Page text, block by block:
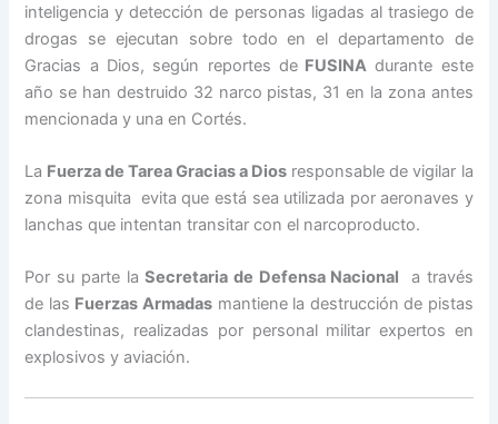
inteligencia y detección de personas ligadas al trasiego de
drogas se ejecutan sobre todo en el departamento de
Gracias a Dios, según reportes deFUSINA durante este
año se han destruido 32 narco pistas, 31 en la zona antes
mencionada y una en Cortés.
La Fuerza de Tarea Gracias a Dios responsable de vigilar la
zona misquita evita que está sea utilizada por aeronaves y
lanchas que intentan transitar con el narcoproducto.
Por su parte laSecretaria de Defensa Nacional
a través
de las Fuerzas Armadas mantiene la destrucción de pistas
clandestinas, realizadas por personal militar expertos en
explosivos y aviación.